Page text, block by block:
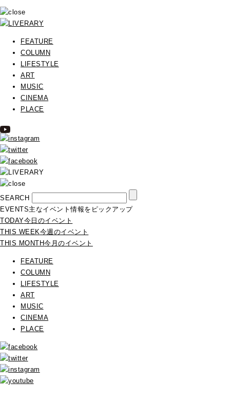
FEATURE
COLUMN
LIFESTYLE
ART
MUSIC
CINEMA
PLACE
SEARCH
EVENTS主なイベント情報をピックアップ
TODAY今日のイベント
THIS WEEK今週のイベント
THIS MONTH今月のイベント
FEATURE
COLUMN
LIFESTYLE
ART
MUSIC
CINEMA
PLACE